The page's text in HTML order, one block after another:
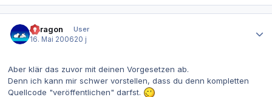
adragon
User
16. Mai 200620 j
Aber klär das zuvor mit deinen Vorgesetzen ab.
Denn ich kann mir schwer vorstellen, dass du denn kompletten
Quellcode "veröffentlichen" darfst.